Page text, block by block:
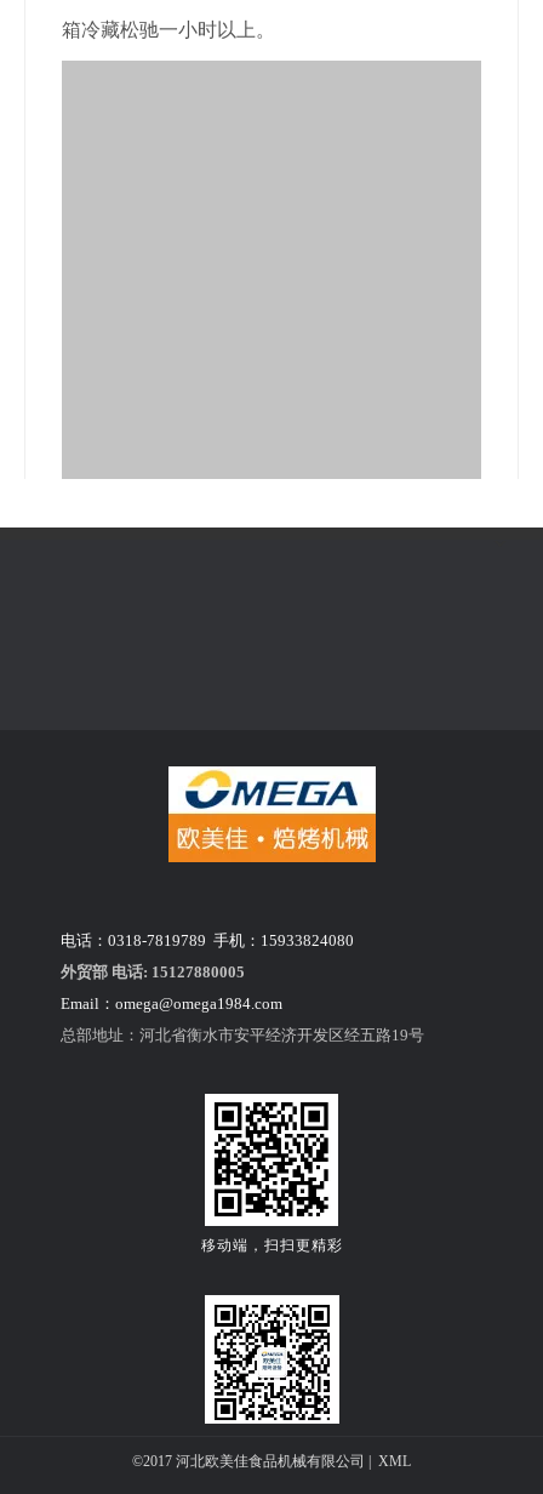
箱冷藏松驰一小时以上。
5，看一下今年的馅料，哈哈，十二斤呢。
6，趁皮松驰时间分割馅料，皮与馅按2:8的比例
电话：0318-7819789 手机：15933824080
外贸部 电话: 15127880005
Email： omega@omega1984.com
总部地址：河北省衡水市安平经济开发区经五路19号
移动端，扫扫更精彩
©2017 河北欧美佳食品机械有限公司 | XML